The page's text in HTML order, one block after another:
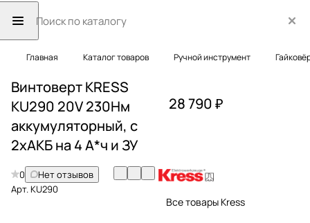
Главная Каталог товаров Ручной инструмент
Винтоверт KRESS
KU290 20V 230Нм
аккумуляторный, с
2хАКБ на 4 А*ч и ЗУ
0
Нет отзывов
Арт.KU290
28 790 ₽
Все товары Kress